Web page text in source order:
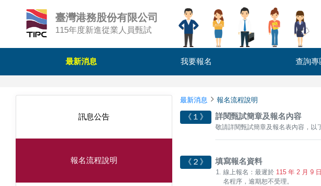
臺灣港務股份有限公司
115年度新進從業人員甄試
最新消息 我要報名 查詢專
訊息公告
報名流程說明
最新消息 報名流程說明
《１》 詳閱甄試簡章及報名內容
敬請詳閱甄試簡章及報名表內容，以
《２》 填寫報名資料
線上報名：最遲於 115 年 2 月 9
名程序，逾期恕不受理。